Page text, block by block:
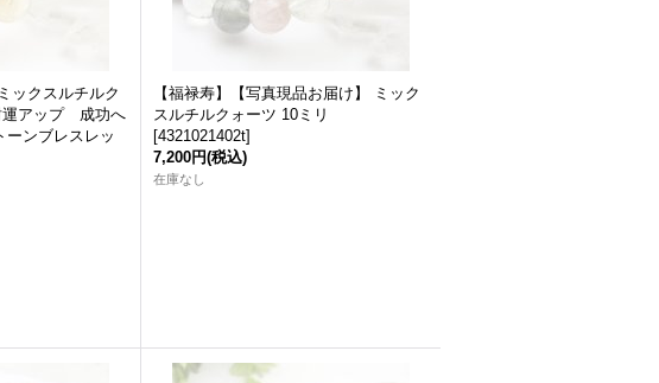
ックスルチルク
運アップ 成功へ
ンブレスレッ
【福禄寿】【写真現品お届け】 ミック
スルチルクォーツ 10ミリ
[4321021402t]
7,200円(税込)
在庫なし